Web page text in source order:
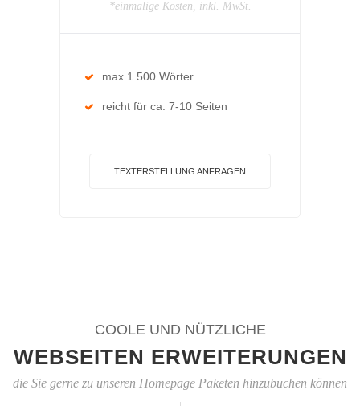
*einmalige Kosten, inkl. MwSt.
max 1.500 Wörter
reicht für ca. 7-10 Seiten
TEXTERSTELLUNG ANFRAGEN
COOLE UND NÜTZLICHE
WEBSEITEN ERWEITERUNGEN
die Sie gerne zu unseren Homepage Paketen hinzubuchen können